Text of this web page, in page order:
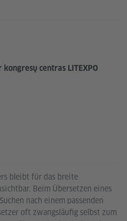
bleibt für das breite
Beim Übersetzen eines
nach einem passenden
oft zwangsläufig selbst zum
centras LITEXPO